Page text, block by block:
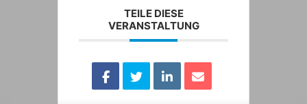
TEILE DIESE
VERANSTALTUNG